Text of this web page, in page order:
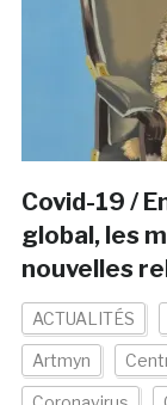
Covid-19 /
global, les
nouvelles
ACTUALITÉS
Artmyn